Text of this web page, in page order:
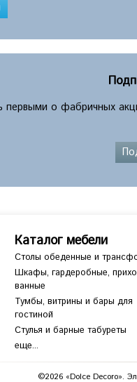
первыми о фабричных
Каталог мебели
Столы обеденные и
Шкафы, гардеробные,
ванные
Тумбы, витрины и бары для
гостиной
Стулья и барные табуреты
еще...
©2026 «Dolce Decoro».